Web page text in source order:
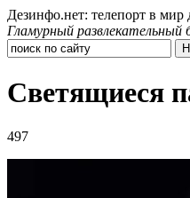
Дезинфо.нет: телепорт в
Гламурный
Светящиеся
497